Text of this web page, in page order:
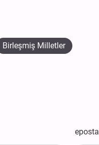
Birleşmiş Milletler
eposta